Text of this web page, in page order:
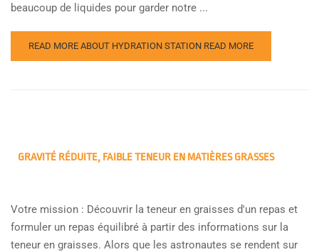
beaucoup de liquides pour garder notre ...
READ MORE ABOUT HYDRATION STATION READ MORE
GRAVITÉ RÉDUITE, FAIBLE TENEUR EN MATIÈRES GRASSES
Votre mission : Découvrir la teneur en graisses d'un repas et
formuler un repas équilibré à partir des informations sur la
teneur en graisses. Alors que les astronautes se rendent sur